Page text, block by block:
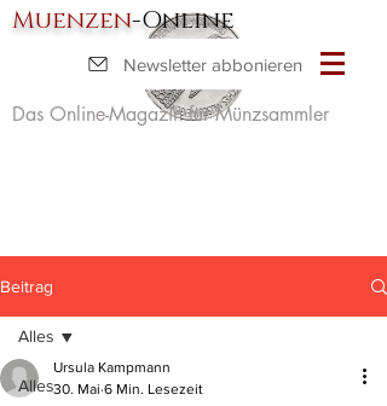
Muenzen-Online
Das Online-Magazin für Münzsammler
Newsletter abbonieren
Beitrag
Alles
Alles
Ursula Kampmann
30. Mai 6 Min. Lesezeit